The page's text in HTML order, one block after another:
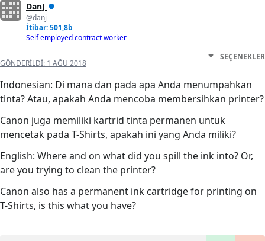
DanJ
@danj
İtibar: 501,8b
Self employed contract worker
GÖNDERILDI: 1 AĞU 2018
SEÇENEKLER
Indonesian: Di mana dan pada apa Anda menumpahkan
tinta? Atau, apakah Anda mencoba membersihkan printer?
Canon juga memiliki kartrid tinta permanen untuk
mencetak pada T-Shirts, apakah ini yang Anda miliki?
English: Where and on what did you spill the ink into? Or,
are you trying to clean the printer?
Canon also has a permanent ink cartridge for printing on
T-Shirts, is this what you have?